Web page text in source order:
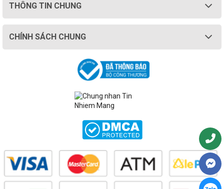
THÔNG TIN CHUNG
CHÍNH SÁCH CHUNG